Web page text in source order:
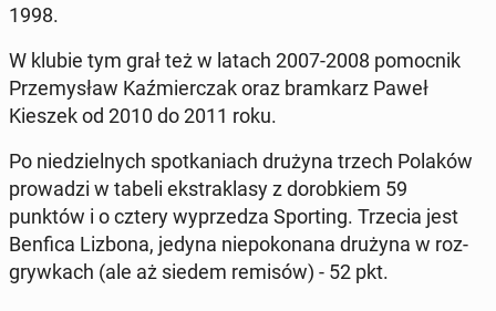
1998.
W klubie tym grał też w latach 2007-2008 po­moc­nik
Prze­my­sław Kaź­mier­czak oraz bram­karz Paweł
Kieszek od 2010 do 2011 roku.
Po nie­dziel­nych spo­tka­niach drużyna trzech Polaków
pro­wa­dzi w tabeli eks­tra­kla­sy z do­rob­kiem 59
punktów i o cztery wy­prze­dza Spor­ting. Trzecia jest
Benfica Lizbona, jedyna nie­po­ko­na­na drużyna w roz­
gryw­kach (ale aż siedem remisów) - 52 pkt.